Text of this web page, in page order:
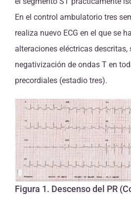
En el control ambulatorio tres
realiza nuevo ECG en el que se
alteraciones eléctricas descritas,
negativización de ondas T en
precordiales (estadio tres).
Figura 1. Descenso del PR